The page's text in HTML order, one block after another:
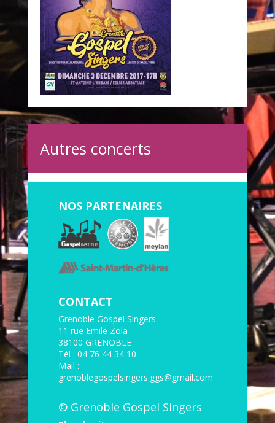
Autres concerts
NOS PARTENAIRES
CONTACT
Grenoble Gospel Singers
11 rue Emile Zola
38100 GRENOBLE
Tél : 04 76 44 34 10
Mail :
grenoblegospelsingers.ggs@gmail.com
© Grenoble Gospel Singers